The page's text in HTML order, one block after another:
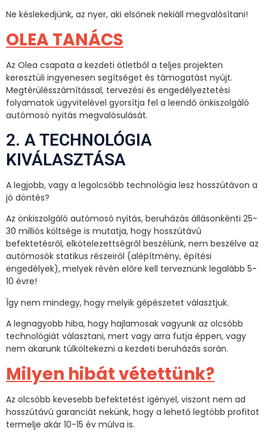
Ne késlekedjünk, az nyer, aki elsőnek nekiáll megvalósítani!
OLEA TANÁCS
Az Olea csapata a kezdeti ötletből a teljes projekten
keresztüli ingyenesen segítséget és támogatást nyújt.
Megtérülésszámítással, tervezési és engedélyeztetési
folyamatok ügyvitelével gyorsítja fel a leendő önkiszolgáló
autómosó nyitás megvalósulását.
2. A TECHNOLÓGIA
KIVÁLASZTÁSA
A legjobb, vagy a legolcsóbb technológia lesz hosszútávon a
jó döntés?
Az önkiszolgáló autómosó nyitás, beruházás állásonkénti 25-
30 milliós költsége is mutatja, hogy hosszútávú
befektetésről, elkötelezettségről beszélünk, nem beszélve az
autómosók statikus részeiről (alépítmény, építési
engedélyek), melyek révén előre kell terveznünk legalább 5-
10 évre!
Így nem mindegy, hogy melyik gépészetet választjuk.
A legnagyobb hiba, hogy hajlamosak vagyunk az olcsóbb
technológiát választani, mert vagy arra futja éppen, vagy
nem akarunk túlköltekezni a kezdeti beruházás során.
Milyen hibát vétettünk?
Az olcsóbb kevesebb befektetést igényel, viszont nem ad
hosszútávú garanciát nekünk, hogy a lehető legtöbb profitot
termelje akár 10-15 év múlva is.